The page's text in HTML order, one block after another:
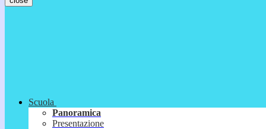
Scuola
Panoramica
Presentazione